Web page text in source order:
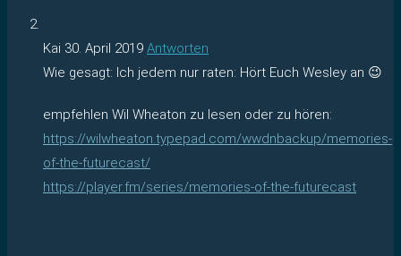
Kai 30. April 2019 Antworten
Wie gesagt: Ich jedem nur raten: Hört Euch Wesley an 😉
empfehlen Wil Wheaton zu lesen oder zu hören:
https://wilwheaton.typepad.com/wwdnbackup/memories-
of-the-futurecast/
https://player.fm/series/memories-of-the-futurecast